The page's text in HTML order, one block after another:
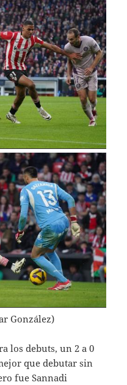
González)
los debuts, un 2 a 0
que debutar sin
fue Sannadi